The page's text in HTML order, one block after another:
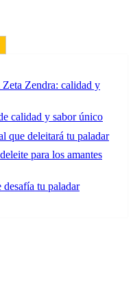
Zeta Zendra: calidad y
calidad y sabor único
que deleitará tu paladar
para los amantes
desafía tu paladar